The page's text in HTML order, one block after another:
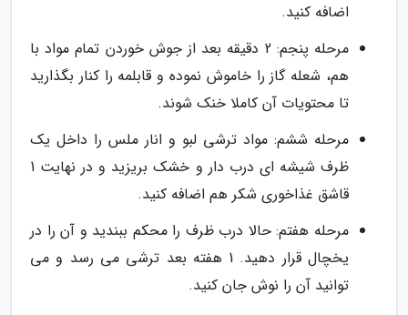
اضافه کنید.
مرحله پنجم: 2 دقیقه بعد از جوش خوردن تمام مواد با
هم، شعله گاز را خاموش نموده و قابلمه را کنار بگذارید
تا محتویات آن کاملا خنک شوند.
مرحله ششم: مواد ترشی لبو و انار ملس را داخل یک
ظرف شیشه ای درب دار و خشک بریزید و در نهایت 1
قاشق غذاخوری شکر هم اضافه کنید.
مرحله هفتم: حالا درب ظرف را محکم ببندید و آن را در
یخچال قرار دهید. 1 هفته بعد ترشی می رسد و می
توانید آن را نوش جان کنید.